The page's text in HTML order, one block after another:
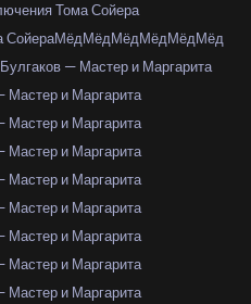
Тома Сойера
СойераМёдМёдМёдМёдМёдМёд
— Мастер и Маргарита
Мастер и Маргарита
Мастер и Маргарита
Мастер и Маргарита
Мастер и Маргарита
Мастер и Маргарита
Мастер и Маргарита
Мастер и Маргарита
Мастер и Маргарита